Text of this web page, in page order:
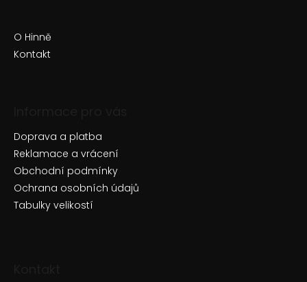
O Hinně
Kontakt
Doprava a platba
Reklamace a vrácení
Obchodní podmínky
Ochrana osobních údajů
Tabulky velikostí